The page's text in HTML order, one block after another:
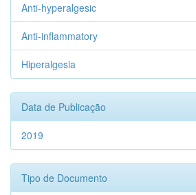
Anti-hyperalgesic
Anti-inflammatory
Hiperalgesia
Data de Publicação
2019
Tipo de Documento